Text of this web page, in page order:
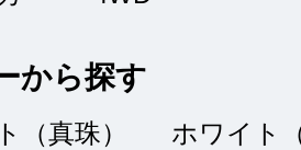
購入にあた
から探す
（真珠）
ホワイト